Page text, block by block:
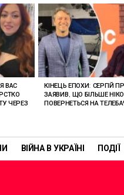
ВІЙНА В УКРАЇНІ ПОДІЇ
ВАС
ЧЕРЕЗ
КІНЕЦЬ ЕПОХИ: СЕРГІЙ
ЗАЯВИВ, ЩО БІЛЬШЕ
ПОВЕРНЕТЬСЯ НА